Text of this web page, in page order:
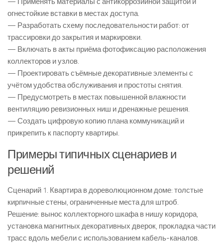
огнестойкие вставки в местах доступа.
— Разработать схему последовательности работ: от
трассировки до закрытия и маркировки.
— Включать в акты приёма фотофиксацию расположения
коллекторов и узлов.
— Проектировать съёмные декоративные элементы с
учётом удобства обслуживания и простоты снятия.
— Предусмотреть в местах повышенной влажности
вентиляцию ревизионных ниш и дренажные решения.
— Создать цифровую копию плана коммуникаций и
прикрепить к паспорту квартиры.
Примеры типичных сценариев и
решений
Сценарий 1. Квартира в дореволюционном доме: толстые
кирпичные стены, ограниченные места для штроб.
Решение: вынос коллекторного шкафа в нишу коридора,
установка магнитных декоративных дверок, прокладка части
трасс вдоль мебели с использованием кабель-каналов.